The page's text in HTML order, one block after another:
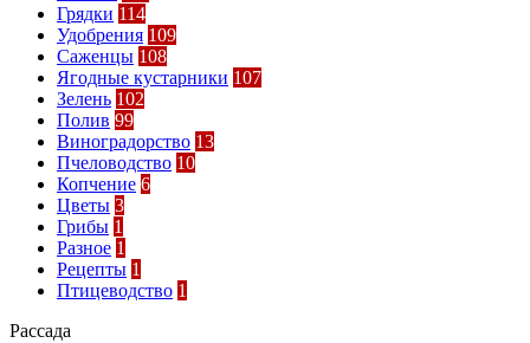
Грядки 114
Удобрения 109
Саженцы 108
Ягодные кустарники 107
Зелень 102
Полив 99
Виноградорство 13
Пчеловодство 10
Копчение 6
Цветы 3
Грибы 1
Разное 1
Рецепты 1
Птицеводство 1
Рассада